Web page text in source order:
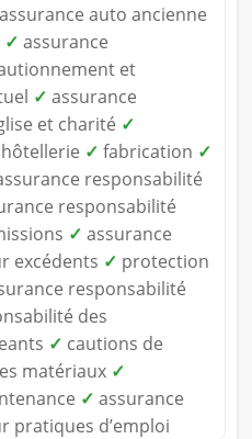
assurance auto ancienne
✓ assurance
et
✓ assurance
et charité ✓
hôtellerie ✓ fabrication ✓
responsabilité
responsabilité
✓ assurance
excédents ✓ protection
responsabilité
des
✓ cautions de
matériaux ✓
✓ assurance
pratiques d’emploi